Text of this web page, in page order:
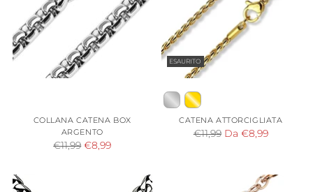
COLLANA CATENA BOX
ARGENTO
Prezzo
€11,99 €8,99
ESAURITO
CATENA ATTORCIGLIATA
Prezzo
€11,99 Da €8,99